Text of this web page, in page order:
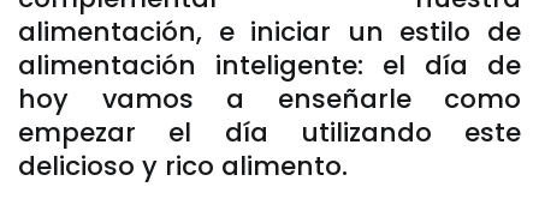
alimentación, e iniciar un estilo de
alimentación inteligente: el día de
hoy vamos a enseñarle como
empezar el día utilizando este
delicioso y rico alimento.